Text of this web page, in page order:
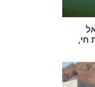
חי,